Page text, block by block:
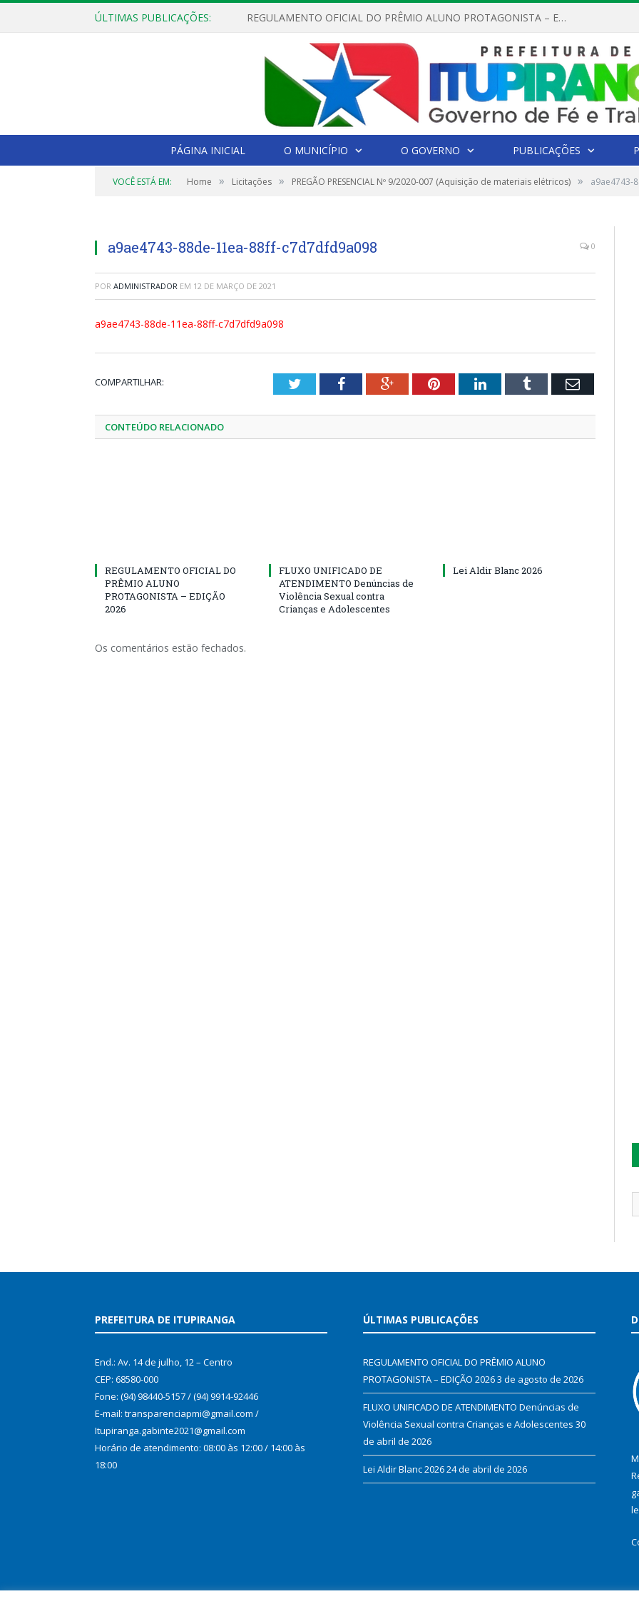
ÚLTIMAS PUBLICAÇÕES: REGULAMENTO OFICIAL DO PRÊMIO ALUNO PROTAGONISTA – EDIÇÃO 2026
PÁGINA INICIAL O MUNICÍPIO O GOVERNO PUBLICAÇÕES
VOCÊ ESTÁ EM: Home » Licitações » PREGÃO PRESENCIAL Nº 9/2020-007 (Aquisição de materiais elétricos) » a9ae4743-
a9ae4743-88de-11ea-88ff-c7d7dfd9a098 0
POR ADMINISTRADOR EM 12 DE MARÇO DE 2021
a9ae4743-88de-11ea-88ff-c7d7dfd9a098
COMPARTILHAR: TwitterFacebookGoogle+PinterestLinkedInTumblr Email
CONTEÚDO RELACIONADO
REGULAMENTO OFICIAL DO
PRÊMIO ALUNO
PROTAGONISTA – EDIÇÃO
2026
FLUXO UNIFICADO DE
ATENDIMENTO Denúncias de
Violência Sexual contra
Crianças e Adolescentes
Lei Aldir Blanc 2026
Os comentários estão fechados.
PREFEITURA DE ITUPIRANGA
End.: Av. 14 de julho, 12 – Centro
CEP: 68580-000
Fone: (94) 98440-5157 / (94) 9914-92446
E-mail: transparenciapmi@gmail.com /
Itupiranga.gabinte2021@gmail.com
Horário de atendimento: 08:00 às 12:00 / 14:00 às
18:00
ÚLTIMAS PUBLICAÇÕES
REGULAMENTO OFICIAL DO PRÊMIO ALUNO
PROTAGONISTA – EDIÇÃO 20263 de agosto de 2026
FLUXO UNIFICADO DE ATENDIMENTO Denúncias de
Violência Sexual contra Crianças e Adolescentes 30
de abril de 2026
Lei Aldir Blanc 202624 de abril de 2026